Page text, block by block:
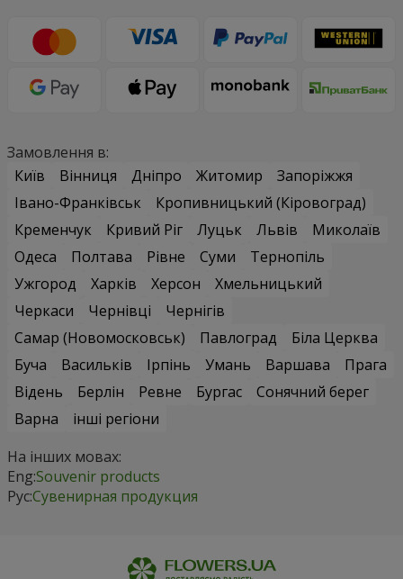
Замовлення в:
Київ
Вінниця Дніпро Житомир
Запоріжжя
Івано-Франківськ
Кропивницький (Кіровоград)
Кременчук
Кривий Ріг Луцьк Львів
Миколаїв
Одеса
Полтава Рівне Суми
Тернопіль
Ужгород
Харків Херсон
Хмельницький
Черкаси
Чернівці
Чернігів
Самар (Новомосковськ)
Павлоград
Біла Церква
Буча
Васильків Ірпінь Умань Варшава
Прага
Відень
Берлін Ревне Бургас
Сонячний берег
Варна
інші регіони
На інших мовах:
Eng:Souvenir products
Рус:Сувенирная продукция